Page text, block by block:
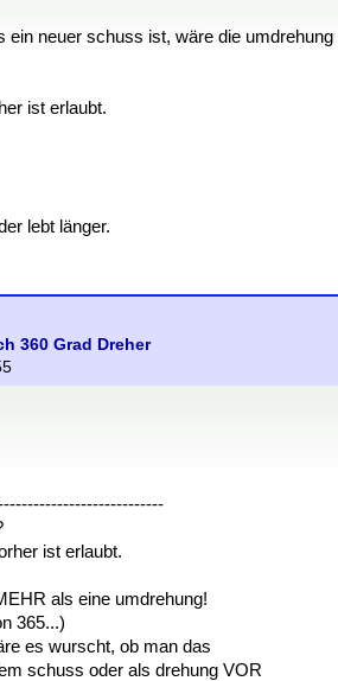
ein neuer schuss ist, wäre die
ist erlaubt.
lebt länger.
360 Grad Dreher
ist erlaubt.
als eine umdrehung!
365...)
es wurscht, ob man das
schuss oder als drehung VOR